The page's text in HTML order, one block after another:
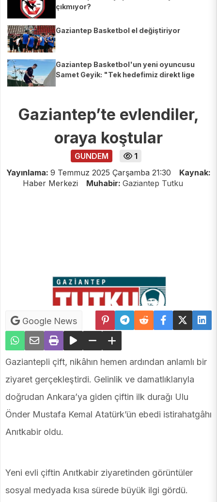
çıkmıyor?
Gaziantep Basketbol el değiştiriyor
Gaziantep Basketbol'un yeni oyuncusu
Samet Geyik: "Tek hedefimiz direkt lige
Gaziantep’te evlendiler,
oraya koştular
GUNDEM
1
Yayınlama: 9 Temmuz 2025 Çarşamba 21:30
Kaynak:
Haber Merkezi
Muhabir: Gaziantep Tutku
Google News
Gaziantepli çift, nikâhın hemen ardından anlamlı bir
ziyaret gerçekleştirdi. Gelinlik ve damatlıklarıyla
doğrudan Ankara’ya giden çiftin ilk durağı Ulu
Önder Mustafa Kemal Atatürk’ün ebedi istirahatgâhı
Anıtkabir oldu.
Yeni evli çiftin Anıtkabir ziyaretinden görüntüler
sosyal medyada kısa sürede büyük ilgi gördü.